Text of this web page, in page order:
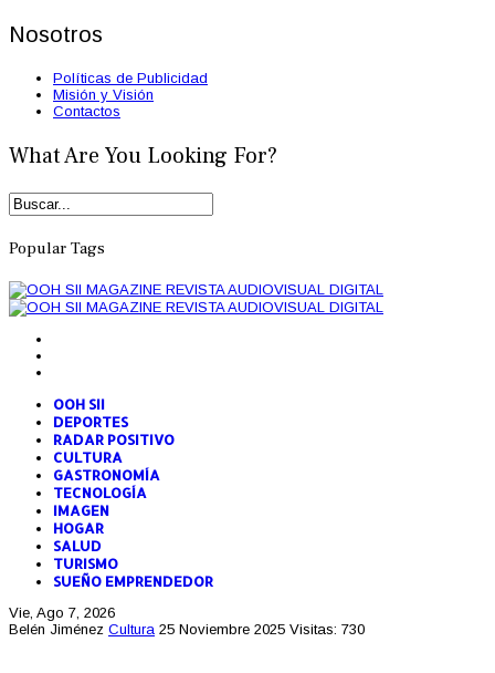
Nosotros
Políticas de Publicidad
Misión y Visión
Contactos
What Are You Looking For?
Popular Tags
OOH SII
DEPORTES
RADAR POSITIVO
CULTURA
GASTRONOMÍA
TECNOLOGÍA
IMAGEN
HOGAR
SALUD
TURISMO
SUEÑO EMPRENDEDOR
Vie, Ago 7, 2026
Belén Jiménez Cultura 25 Noviembre 2025 Visitas: 730